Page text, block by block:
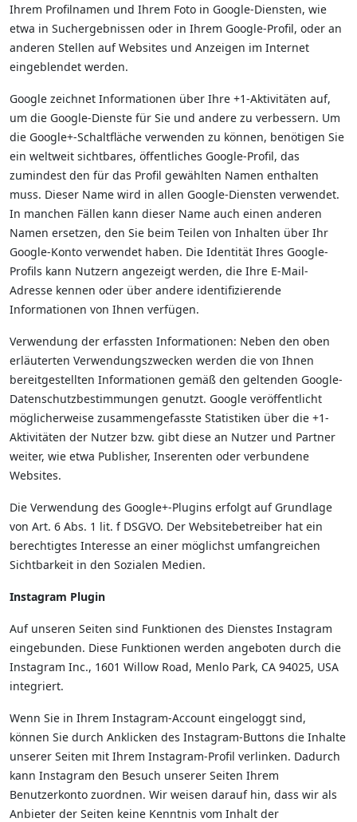
Ihrem Profilnamen und Ihrem Foto in Google-Diensten, wie
etwa in Suchergebnissen oder in Ihrem Google-Profil, oder an
anderen Stellen auf Websites und Anzeigen im Internet
eingeblendet werden.
Google zeichnet Informationen über Ihre +1-Aktivitäten auf,
um die Google-Dienste für Sie und andere zu verbessern. Um
die Google+-Schaltfläche verwenden zu können, benötigen Sie
ein weltweit sichtbares, öffentliches Google-Profil, das
zumindest den für das Profil gewählten Namen enthalten
muss. Dieser Name wird in allen Google-Diensten verwendet.
In manchen Fällen kann dieser Name auch einen anderen
Namen ersetzen, den Sie beim Teilen von Inhalten über Ihr
Google-Konto verwendet haben. Die Identität Ihres Google-
Profils kann Nutzern angezeigt werden, die Ihre E-Mail-
Adresse kennen oder über andere identifizierende
Informationen von Ihnen verfügen.
Verwendung der erfassten Informationen: Neben den oben
erläuterten Verwendungszwecken werden die von Ihnen
bereitgestellten Informationen gemäß den geltenden Google-
Datenschutzbestimmungen genutzt. Google veröffentlicht
möglicherweise zusammengefasste Statistiken über die +1-
Aktivitäten der Nutzer bzw. gibt diese an Nutzer und Partner
weiter, wie etwa Publisher, Inserenten oder verbundene
Websites.
Die Verwendung des Google+-Plugins erfolgt auf Grundlage
von Art. 6 Abs. 1 lit. f DSGVO. Der Websitebetreiber hat ein
berechtigtes Interesse an einer möglichst umfangreichen
Sichtbarkeit in den Sozialen Medien.
Instagram Plugin
Auf unseren Seiten sind Funktionen des Dienstes Instagram
eingebunden. Diese Funktionen werden angeboten durch die
Instagram Inc., 1601 Willow Road, Menlo Park, CA 94025, USA
integriert.
Wenn Sie in Ihrem Instagram-Account eingeloggt sind,
können Sie durch Anklicken des Instagram-Buttons die Inhalte
unserer Seiten mit Ihrem Instagram-Profil verlinken. Dadurch
kann Instagram den Besuch unserer Seiten Ihrem
Benutzerkonto zuordnen. Wir weisen darauf hin, dass wir als
Anbieter der Seiten keine Kenntnis vom Inhalt der